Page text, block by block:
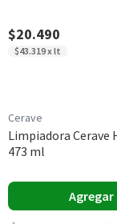
$20.490
$43.319 x lt
Cerave
Limpiadora Cerave
473 ml
Agregar